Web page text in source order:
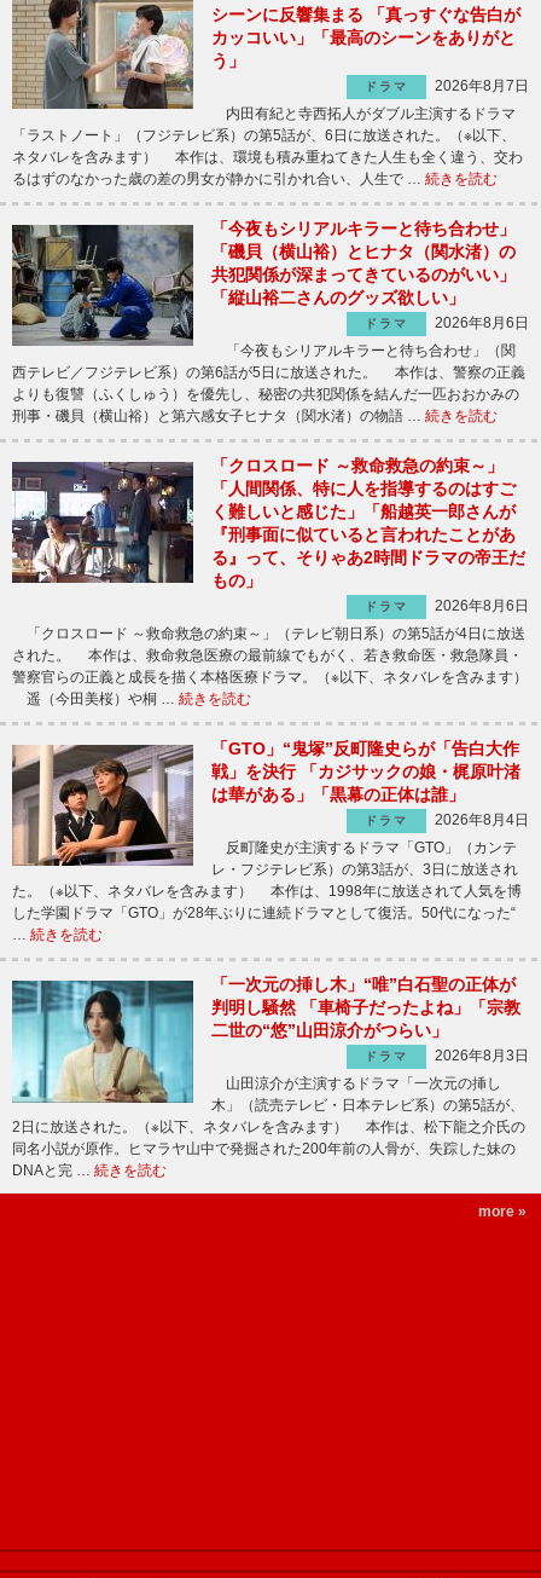
シーンに反響集まる 「真っすぐな告白が
カッコいい」「最高のシーンをありがと
う」
ドラマ
2026年8月7日
内田有紀と寺西拓人がダブル主演するドラマ
「ラストノート」（フジテレビ系）の第5話が、6日に放送された。（※以下、
ネタバレを含みます） 本作は、環境も積み重ねてきた人生も全く違う、交わ
るはずのなかった歳の差の男女が静かに引かれ合い、人生で … 続きを読む
「今夜もシリアルキラーと待ち合わせ」
「磯貝（横山裕）とヒナタ（関水渚）の
共犯関係が深まってきているのがいい」
「縦山裕二さんのグッズ欲しい」
ドラマ
2026年8月6日
「今夜もシリアルキラーと待ち合わせ」（関
西テレビ／フジテレビ系）の第6話が5日に放送された。 本作は、警察の正義
よりも復讐（ふくしゅう）を優先し、秘密の共犯関係を結んだ一匹おおかみの
刑事・磯貝（横山裕）と第六感女子ヒナタ（関水渚）の物語 … 続きを読む
「クロスロード ～救命救急の約束～」
「人間関係、特に人を指導するのはすご
く難しいと感じた」「船越英一郎さんが
『刑事面に似ていると言われたことがあ
る』って、そりゃあ2時間ドラマの帝王だ
もの」
ドラマ
2026年8月6日
「クロスロード ～救命救急の約束～」（テレビ朝日系）の第5話が4日に放送
された。 本作は、救命救急医療の最前線でもがく、若き救命医・救急隊員・
警察官らの正義と成長を描く本格医療ドラマ。（※以下、ネタバレを含みます）
遥（今田美桜）や桐 … 続きを読む
「GTO」“鬼塚”反町隆史らが「告白大作
戦」を決行 「カジサックの娘・梶原叶渚
は華がある」「黒幕の正体は誰」
ドラマ
2026年8月4日
反町隆史が主演するドラマ「GTO」（カンテ
レ・フジテレビ系）の第3話が、3日に放送され
た。（※以下、ネタバレを含みます） 本作は、1998年に放送されて人気を博
した学園ドラマ「GTO」が28年ぶりに連続ドラマとして復活。50代になった“
… 続きを読む
「一次元の挿し木」“唯”白石聖の正体が
判明し騒然 「車椅子だったよね」「宗教
二世の“悠”山田涼介がつらい」
ドラマ
2026年8月3日
山田涼介が主演するドラマ「一次元の挿し
木」（読売テレビ・日本テレビ系）の第5話が、
2日に放送された。（※以下、ネタバレを含みます） 本作は、松下龍之介氏の
同名小説が原作。ヒマラヤ山中で発掘された200年前の人骨が、失踪した妹の
DNAと完 … 続きを読む
more »